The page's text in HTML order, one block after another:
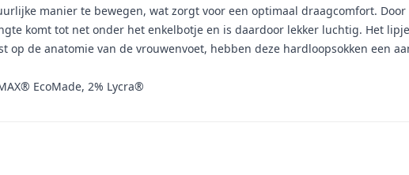
manier te bewegen, wat zorgt voor een optimaal draagcomfort.
komt tot net onder het enkelbotje en is daardoor lekker luchtig. Het
op de anatomie van de vrouwenvoet, hebben deze hardloopsokken een
EcoMade, 2% Lycra®